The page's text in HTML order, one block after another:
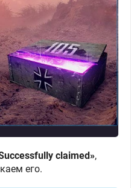
claimed»,
его.